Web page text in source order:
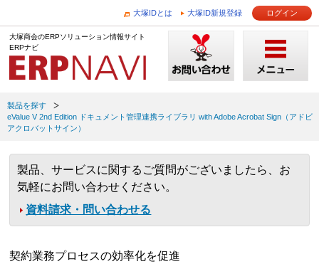
大塚IDとは 大塚ID新規登録 ログイン
大塚商会のERPソリューション情報サイト
ERPナビ
製品を探す
eValue V 2nd Edition ドキュメント管理連携ライブラリ with Adobe Acrobat Sign（アドビ
アクロバットサイン）
製品、サービスに関するご質問がございましたら、お
気軽にお問い合わせください。
資料請求・問い合わせる
契約業務プロセスの効率化を促進